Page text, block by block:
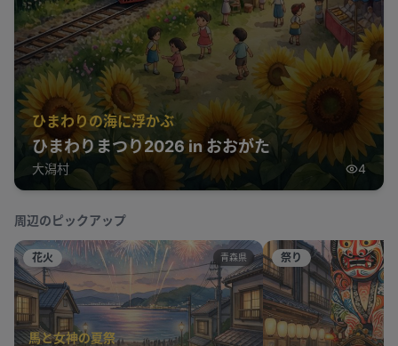
ひまわりの海に浮かぶ
ひまわりまつり2026 in おおがた
大潟村 4
周辺のピックアップ
花火 青森県
馬と女神の夏祭
祭り